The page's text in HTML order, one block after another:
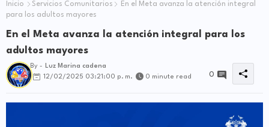
Inicio Servicios Comunitarios
En el Meta avanza la atención integral
para los adultos mayores
En el Meta avanza la atención integral para los
adultos mayores
By -
Luz Marina cadena
12/02/2025 03:21:00 p. m.
0 minute read 0